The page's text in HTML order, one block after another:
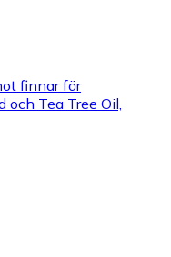
finnar för
och Tea Tree Oil,